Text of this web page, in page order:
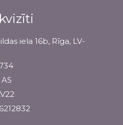
iela 16b, Rīga, LV-